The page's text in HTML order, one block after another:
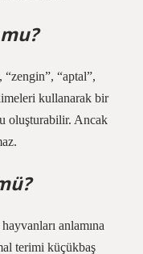
“zengin”, “aptal”,
kullanarak bir
oluşturabilir. Ancak
anlamına
terimi küçükbaş